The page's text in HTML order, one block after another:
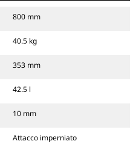
800 mm
40.5 kg
353 mm
42.5 l
10 mm
Attacco imperniato